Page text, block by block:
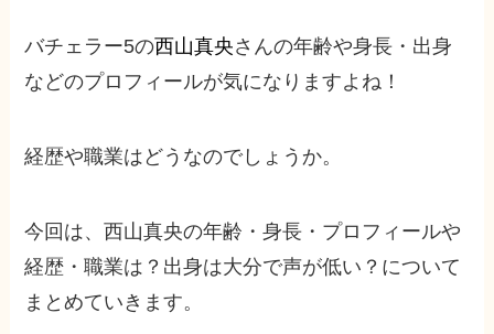
バチェラー5の西山真央さんの年齢や身長・出身
などのプロフィールが気になりますよね！
経歴や職業はどうなのでしょうか。
今回は、西山真央の年齢・身長・プロフィールや
経歴・職業は？出身は大分で声が低い？について
まとめていきます。